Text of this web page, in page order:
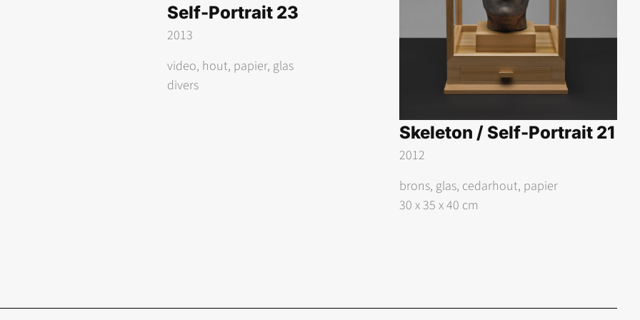
Self-Portrait 23
2013
video, hout, papier, glas
divers
Skeleton / Self-Portrait 21
2012
brons, glas, cedarhout, papier
30 x 35 x 40 cm